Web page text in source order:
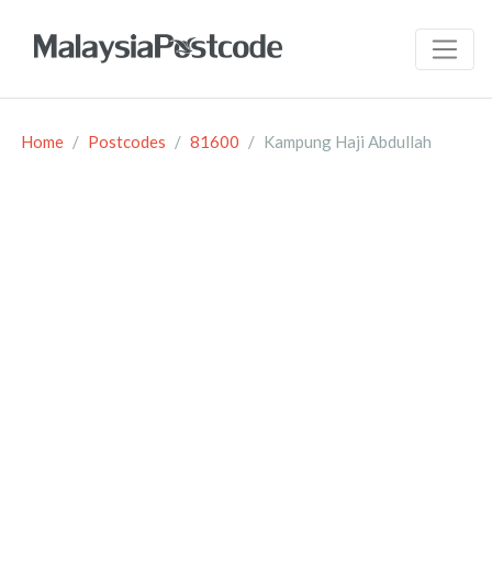
Home Postcodes 81600 Kampung Haji Abdullah